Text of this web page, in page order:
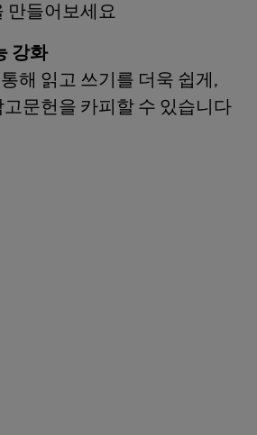
만들어보세요
강화
해 읽고 쓰기를 더욱 쉽게,
문헌을 카피할 수 있습니다